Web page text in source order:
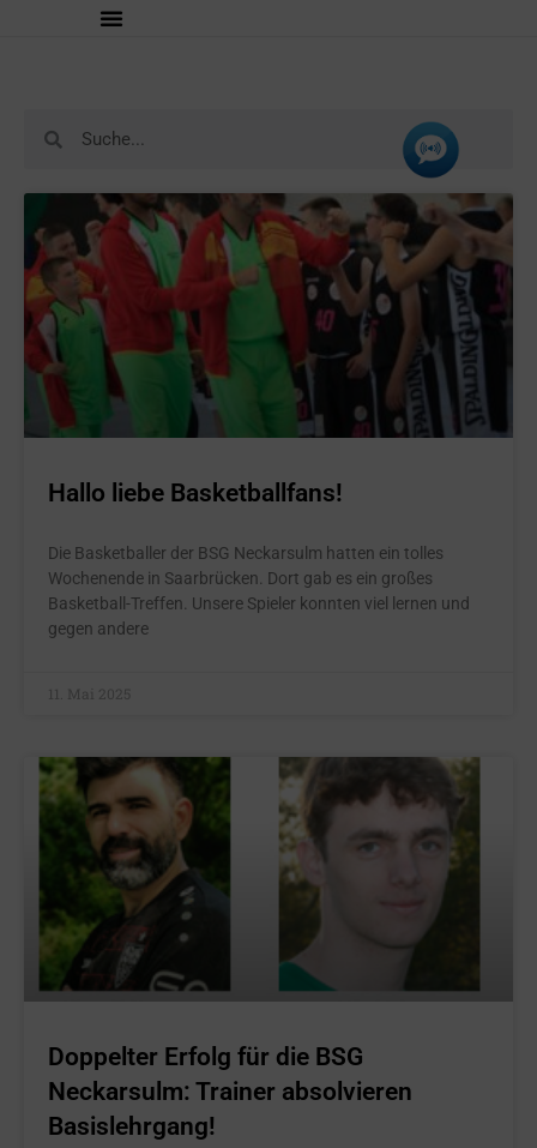
Hallo liebe Basketballfans!
Die Basketballer der BSG Neckarsulm hatten ein tolles
Wochenende in Saarbrücken. Dort gab es ein großes
Basketball-Treffen. Unsere Spieler konnten viel lernen und
gegen andere
11. Mai 2025
Doppelter Erfolg für die BSG
Neckarsulm: Trainer absolvieren
Basislehrgang!